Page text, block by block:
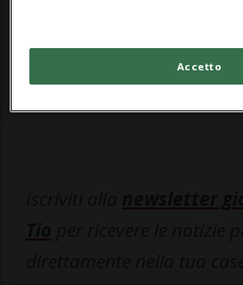
canale WhatsApp
Accetto